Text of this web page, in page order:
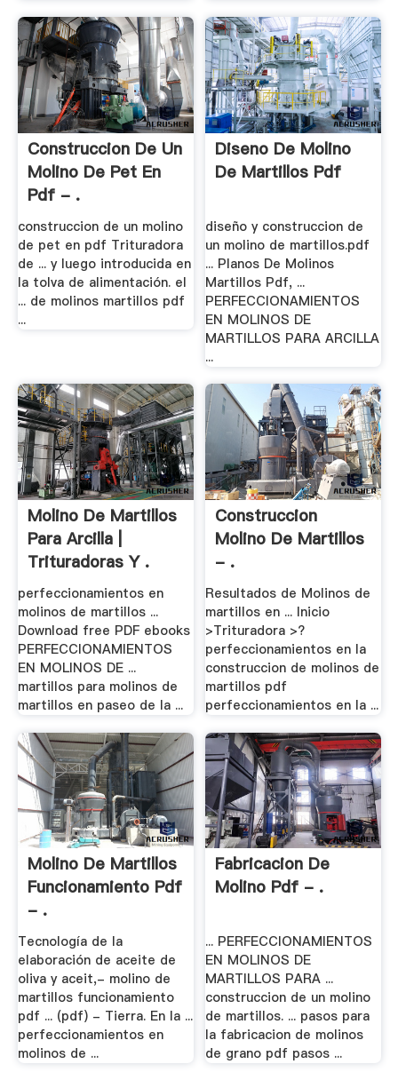
Construccion De Un
Molino De Pet En
Pdf - .
construccion de un molino
de pet en pdf Trituradora
de ... y luego introducida en
la tolva de alimentación. el
... de molinos martillos pdf
...
Diseno De Molino
De Martillos Pdf
diseño y construccion de
un molino de martillos.pdf
... Planos De Molinos
Martillos Pdf, ...
PERFECCIONAMIENTOS
EN MOLINOS DE
MARTILLOS PARA ARCILLA
...
Molino De Martillos
Para Arcilla |
Trituradoras Y .
perfeccionamientos en
molinos de martillos ...
Download free PDF ebooks
PERFECCIONAMIENTOS
EN MOLINOS DE ...
martillos para molinos de
martillos en paseo de la ...
Construccion
Molino De Martillos
- .
Resultados de Molinos de
martillos en ... Inicio
>Trituradora >?
perfeccionamientos en la
construccion de molinos de
martillos pdf
perfeccionamientos en la ...
Molino De Martillos
Funcionamiento Pdf
- .
Tecnología de la
elaboración de aceite de
oliva y aceit,- molino de
martillos funcionamiento
pdf ... (pdf) - Tierra. En la ...
perfeccionamientos en
molinos de ...
Fabricacion De
Molino Pdf - .
... PERFECCIONAMIENTOS
EN MOLINOS DE
MARTILLOS PARA ...
construccion de un molino
de martillos. ... pasos para
la fabricacion de molinos
de grano pdf pasos ...